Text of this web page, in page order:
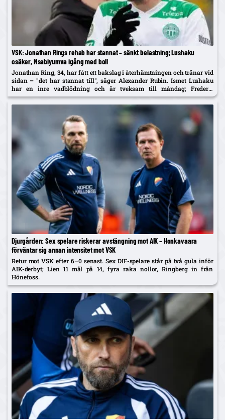
VSK: Jonathan Rings rehab har stannat – sänkt belastning; Lushaku
osäker, Nsabiyumva igång med boll
Jonathan Ring, 34, har fått ett bakslag i återhämtningen och tränar vid
sidan – "det har stannat till", säger Alexander Rubin. Ismet Lushaku
har en inre vadblödning och är tveksam till måndag; Frederic
Nsabiyumva har påbörjat individuella bollpass.
Djurgården: Sex spelare riskerar avstängning mot AIK – Honkavaara
förväntar sig annan intensitet mot VSK
Retur mot VSK efter 6–0 senast. Sex DIF-spelare står på två gula inför
AIK-derbyt; Lien 11 mål på 14, fyra raka nollor, Ringberg in från
Hönefoss.